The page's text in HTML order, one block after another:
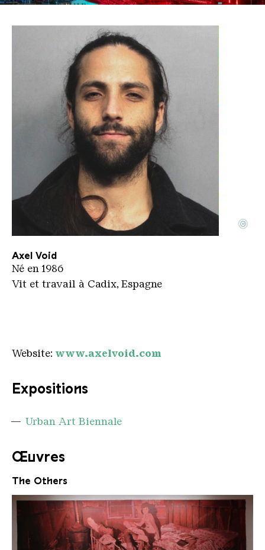
Axel Void
Copyright: Axel Void
©
Axel Void
Né en 1986
Vit et travail à Cadix, Espagne
Website: www.axelvoid.com
Expositions
Urban Art Biennale
Œuvres
The Others